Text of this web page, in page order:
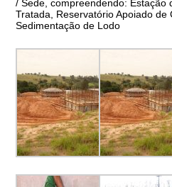
/ Sede, compreendendo: Estação
Tratada, Reservatório Apoiado de
Sedimentação de Lodo